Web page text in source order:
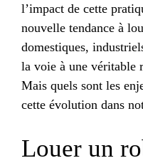
l’impact de cette
nouvelle tendance à
domestiques,
la voie à une véritable
Mais quels sont les
cette évolution dans
Louer un